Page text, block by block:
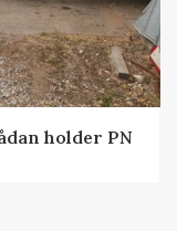
holder PN